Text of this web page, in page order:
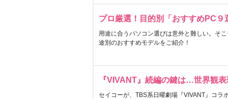
プロ厳選！目的別「おすすめPC９
用途に合うパソコン選びは意外と難しい。そ
途別のおすすめモデルをご紹介！
『VIVANT』続編の鍵は…世界観
セイコーが、TBS系日曜劇場『VIVANT』コラ